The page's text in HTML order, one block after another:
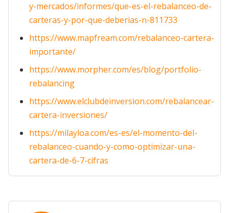
y-mercados/informes/que-es-el-rebalanceo-de-
carteras-y-por-que-deberias-n-811733
https://www.mapfream.com/rebalanceo-cartera-
importante/
https://www.morpher.com/es/blog/portfolio-
rebalancing
https://www.elclubdeinversion.com/rebalancear-
cartera-inversiones/
https://milayloa.com/es-es/el-momento-del-
rebalanceo-cuando-y-como-optimizar-una-
cartera-de-6-7-cifras